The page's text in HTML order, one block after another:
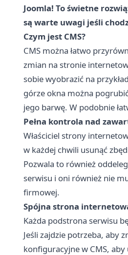
Joomla! To świetne
są warte uwagi jeśli
Czym jest CMS?
CMS można łatwo
zmian na stronie
sobie wyobrazić na
górze okna można
jego barwę. W podobnie
Pełna kontrola nad
Właściciel strony
w każdej chwili usunąć
Pozwala to również
serwisu i oni również nie
firmowej.
Spójna strona
Każda podstrona serwisu
Jeśli zajdzie potrzeba, aby
konfiguracyjne w CMS,